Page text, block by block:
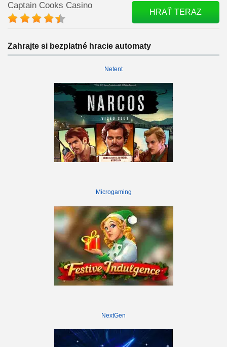
Captain Cooks Casino
HRAŤ TERAZ
Zahrajte si bezplatné hracie automaty
Netent
Microgaming
NextGen